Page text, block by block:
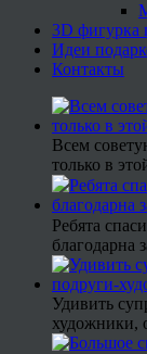
3D фигурка
Идеи
Контакты
Всем
только в
Ребята
благодарна
Удивить
художники,